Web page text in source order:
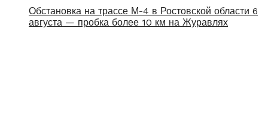
Обстановка на трассе М-4 в Ростовской области 6
августа — пробка более 10 км на Журавлях